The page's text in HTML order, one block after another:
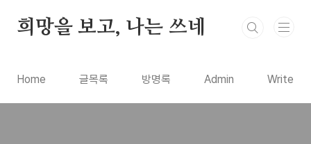
희망을 보고, 나는 쓰네
Home 글목록 방명록 Admin Write